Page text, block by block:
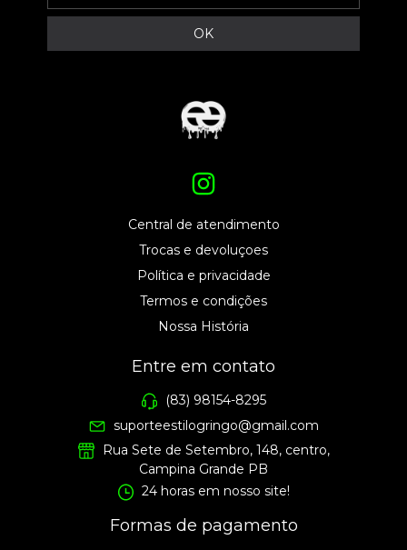
Central de atendimento
Trocas e devoluçoes
Política e privacidade
Termos e condições
Nossa História
Entre em contato
(83) 98154-8295
suporteestilogringo@gmail.com
Rua Sete de Setembro, 148, centro,
Campina Grande PB
24 horas em nosso site!
Formas de pagamento